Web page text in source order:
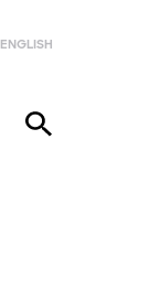
ENGLISH